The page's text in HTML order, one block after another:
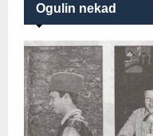
Ogulin nekad